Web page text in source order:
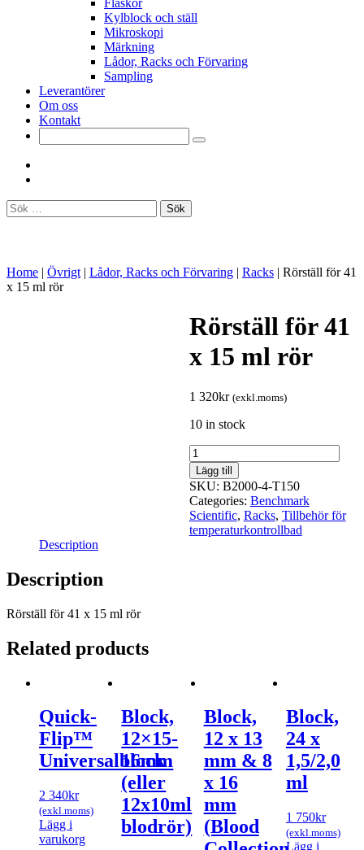
Flaskor
Kylblock och ställ
Mikroskopi
Märkning
Lådor, Racks och Förvaring
Sampling
Leverantörer
Om oss
Kontakt
Sök
efter:
Home | Övrigt | Lådor, Racks och Förvaring | Racks | Rörställ för 41
x 15 ml rör
Rörställ för 41
x 15 ml rör
1 320kr (exkl.moms)
10 in stock
Rörställ
för
41
x
15
ml
rör
Lägg till
SKU: B2000-4-T150
Categories: Benchmark
Scientific, Racks, Tillbehör för
temperaturkontrollbad
Description
Description
Rörställ för 41 x 15 ml rör
Related products
Quick-
Flip™
Universalblock
2 340kr
(exkl.moms)
Lägg i
varukorg
Block,
12×15-
16mm
(eller
12x10ml
blodrör)
Block,
12 x 13
mm & 8
x 16
mm
(Blood
Block,
24 x
1,5/2,0
ml
1 750kr
(exkl.moms)
Lägg i